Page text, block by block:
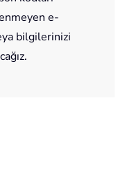
e-
bilgilerinizi